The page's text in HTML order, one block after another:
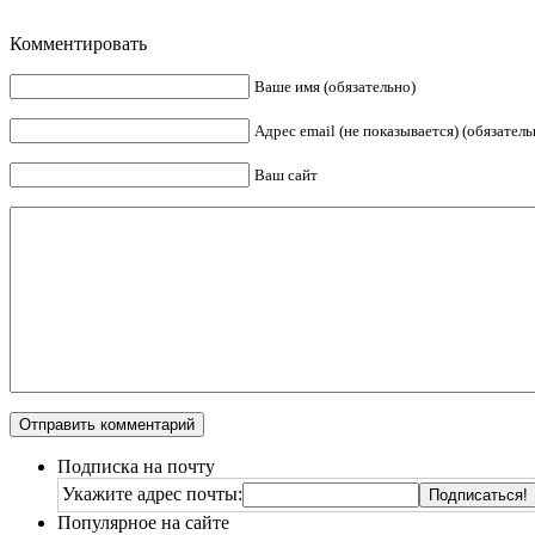
Комментировать
Ваше имя (обязательно)
Адрес email (не показывается)
Ваш сайт
Подписка на почту
Укажите адрес почты:
Популярное на сайте